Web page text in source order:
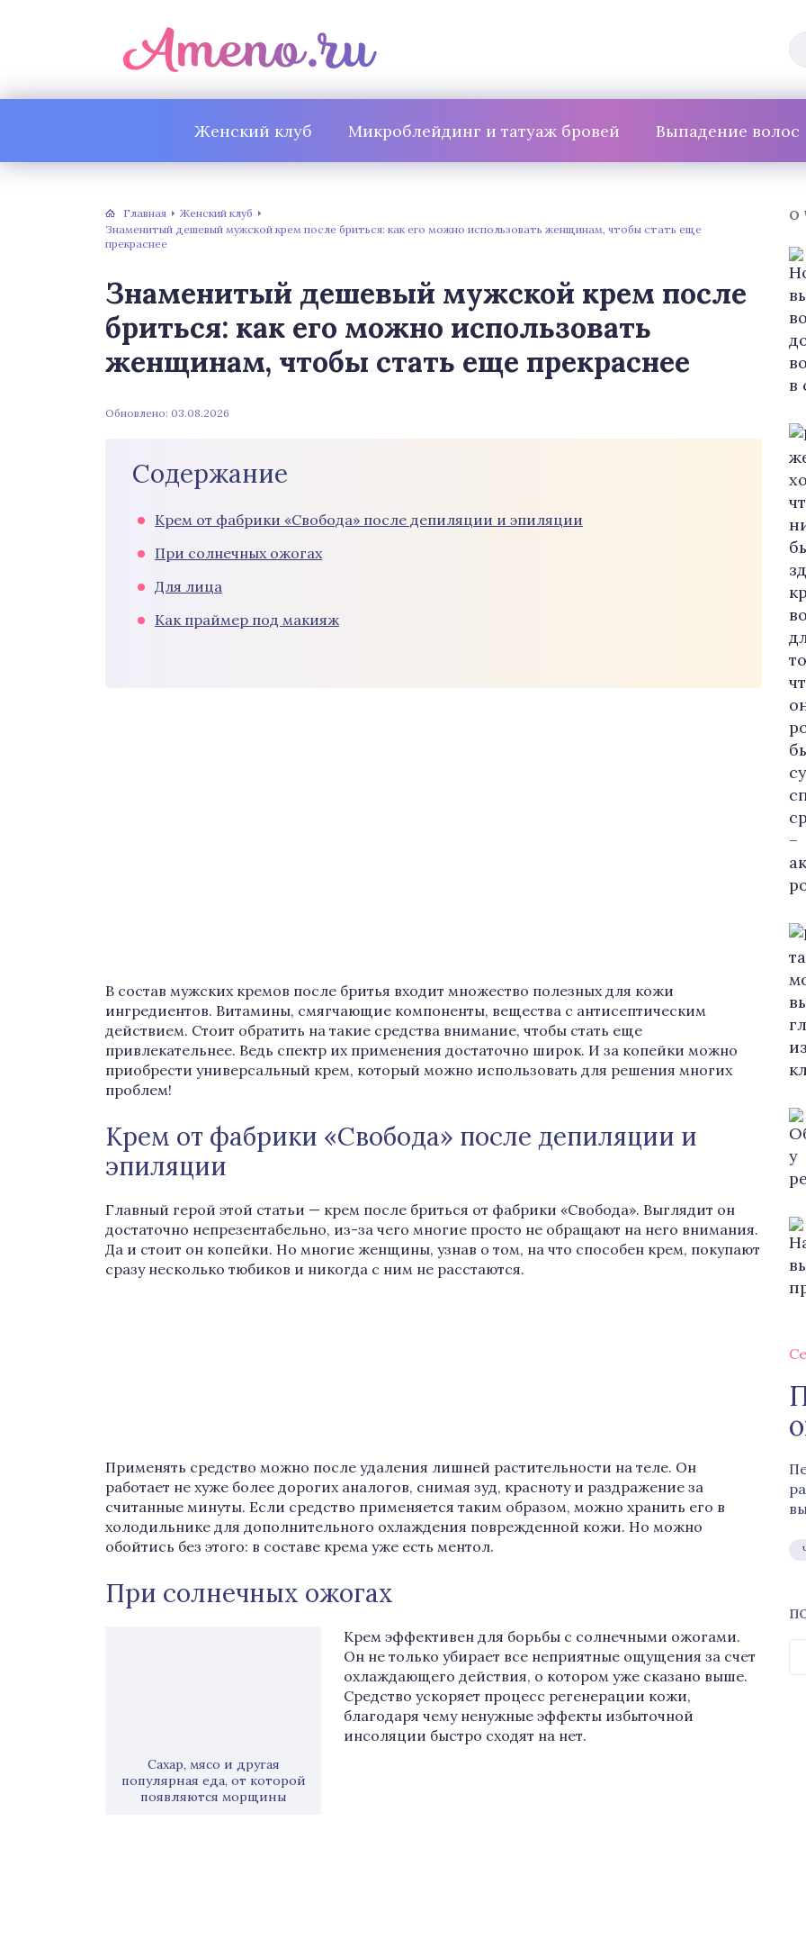
Женский клуб Микроблейдинг и татуаж бровей Выпадение волос
Главная
Женский клуб
Знаменитый дешевый мужской крем после бриться: как его можно использовать женщинам, чтобы стать еще
прекраснее
Знаменитый дешевый мужской крем после
бриться: как его можно использовать
женщинам, чтобы стать еще прекраснее
Обновлено: 03.08.2026
Содержание
Крем от фабрики «Свобода» после депиляции и эпиляции
При солнечных ожогах
Для лица
Как праймер под макияж
В состав мужских кремов после бритья входит множество полезных для кожи
ингредиентов. Витамины, смягчающие компоненты, вещества с антисептическим
действием. Стоит обратить на такие средства внимание, чтобы стать еще
привлекательнее. Ведь спектр их применения достаточно широк. И за копейки можно
приобрести универсальный крем, который можно использовать для решения многих
проблем!
Крем от фабрики «Свобода» после депиляции и
эпиляции
Главный герой этой статьи — крем после бриться от фабрики «Свобода». Выглядит он
достаточно непрезентабельно, из-за чего многие просто не обращают на него внимания.
Да и стоит он копейки. Но многие женщины, узнав о том, на что способен крем, покупают
сразу несколько тюбиков и никогда с ним не расстаются.
Применять средство можно после удаления лишней растительности на теле. Он
работает не хуже более дорогих аналогов, снимая зуд, красноту и раздражение за
считанные минуты. Если средство применяется таким образом, можно хранить его в
холодильнике для дополнительного охлаждения поврежденной кожи. Но можно
обойтись без этого: в составе крема уже есть ментол.
При солнечных ожогах
Сахар, мясо и другая
популярная еда, от которой
появляются морщины
Крем эффективен для борьбы с солнечными ожогами.
Он не только убирает все неприятные ощущения за счет
охлаждающего действия, о котором уже сказано выше.
Средство ускоряет процесс регенерации кожи,
благодаря чему ненужные эффекты избыточной
инсоляции быстро сходят на нет.
О